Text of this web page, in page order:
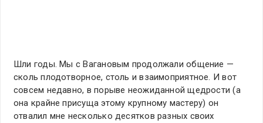
Шли годы. Мы с Вагановым продолжали общение —
сколь плодотворное, столь и взаимоприятное. И вот
совсем недавно, в порыве неожиданной щедрости (а
она крайне присуща этому крупному мастеру) он
отвалил мне несколько десятков разных своих